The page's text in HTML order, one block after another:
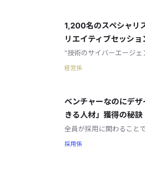
1,200名のスペシャリ
リエイティブセッショ
"技術のサイバーエージ
経営係
ベンチャーなのにデ
きる人材」獲得の秘
全員が採用に関わること
採用係